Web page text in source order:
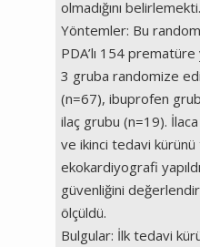
olmadığını belirlemekti.
Yöntemler: Bu
PDA’lı 154
3 gruba randomize
(n=67), ibuprofen
ilaç grubu (n=19).
ve ikinci tedavi
ekokardiyografi
güvenliğini
ölçüldü.
Bulgular: İlk tedavi